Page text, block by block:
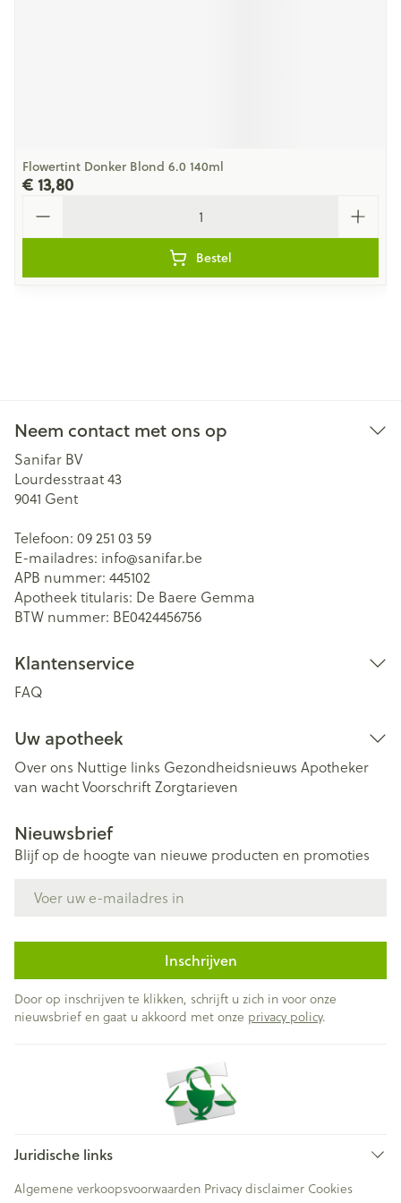
Flowertint Donker Blond 6.0 140ml
€ 13,80
Bestel
Neem contact met ons op
Sanifar BV
Lourdesstraat 43
9041 Gent
Telefoon: 09 251 03 59
E-mailadres: info@sanifar.be
APB nummer: 445102
Apotheek titularis: De Baere Gemma
BTW nummer: BE0424456756
Klantenservice
FAQ
Uw apotheek
Over ons Nuttige links Gezondheidsnieuws Apotheker
van wachtVoorschriftZorgtarieven
Nieuwsbrief
Blijf op de hoogte van nieuwe producten en promoties
Inschrijven
Door op inschrijven te klikken, schrijft u zich in voor onze
nieuwsbrief en gaat u akkoord met onze privacy policy.
Juridische links
Algemene verkoopsvoorwaarden Privacy disclaimer Cookies